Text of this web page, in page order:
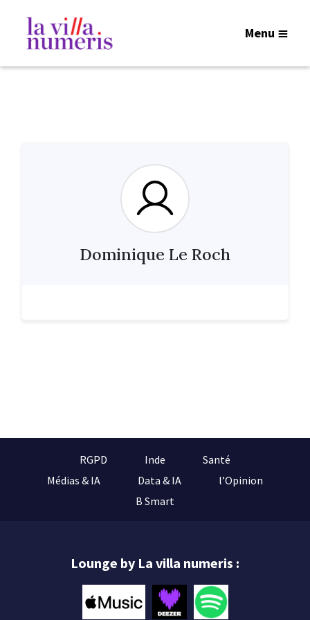
Menu
Dominique Le Roch
RGPD Inde
Santé
Médias & IA
Data & IA
l’Opinion
B Smart
Lounge by La villa numeris :